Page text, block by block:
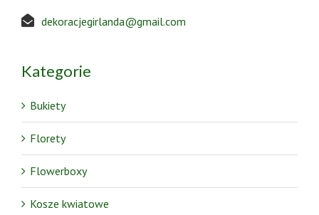
dekoracjegirlanda@gmail.com
Kategorie
Bukiety
Florety
Flowerboxy
Kosze kwiatowe